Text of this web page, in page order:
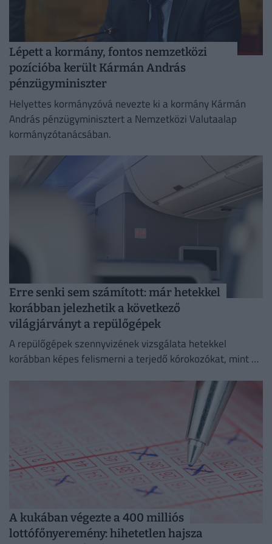
Lépett a kormány, fontos nemzetközi
pozícióba került Kármán András
pénzügyminiszter
Helyettes kormányzóvá nevezte ki a kormány Kármán
András pénzügyminisztert a Nemzetközi Valutaalap
kormányzótanácsában.
Erre senki sem számított: már hetekkel
korábban jelezhetik a következő
világjárványt a repülőgépek
A repülőgépek szennyvizének vizsgálata hetekkel
korábban képes felismerni a terjedő kórokozókat, mint a
A kukában végezte a 400 milliós
lottófőnyeremény: hihetetlen hajsza